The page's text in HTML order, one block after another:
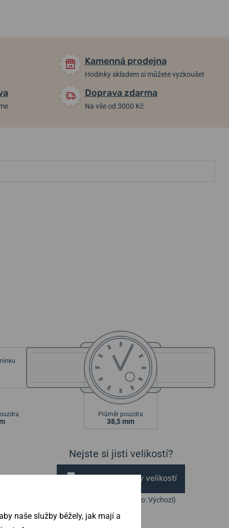
Kamenná prodejna
Hodinky skladem si můžete vyzkoušet
Doprava zdarma
Na vše od 3000 Kč
Průměr pouzdra
38,5 mm
Nejste si jisti velikostí?
Vytisknout vzory velikostí
(U tisku nastavte Měřítko: Výchozí)
naše služby běžely, jak mají a